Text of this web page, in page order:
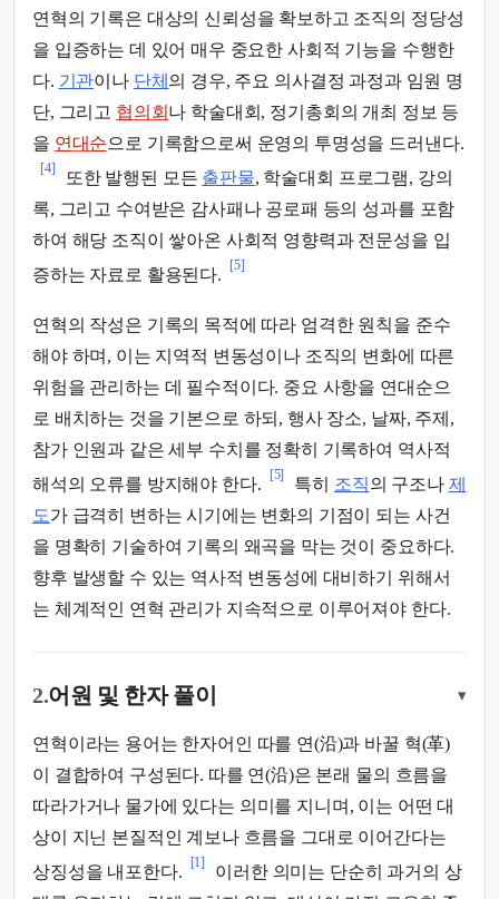
연혁의 기록은 대상의 신뢰성을 확보하고 조직의 정당성
을 입증하는 데 있어 매우 중요한 사회적 기능을 수행한
다. 기관이나 단체 의 경우, 주요 의사결정 과정과 임원 명
단, 그리고 협의회 나 학술대회, 정기총회의 개최 정보 등
을 연대순으로 기록함으로써 운영의 투명성을 드러낸다.
[4]
또한 발행된 모든 출판물, 학술대회 프로그램, 강의
록, 그리고 수여받은 감사패나 공로패 등의 성과를 포함
하여 해당 조직이 쌓아온 사회적 영향력과 전문성을 입
증하는 자료로 활용된다.
[5]
연혁의 작성은 기록의 목적에 따라 엄격한 원칙을 준수
해야 하며, 이는 지역적 변동성이나 조직의 변화에 따른
위험을 관리하는 데 필수적이다. 중요 사항을 연대순으
로 배치하는 것을 기본으로 하되, 행사 장소, 날짜, 주제,
참가 인원과 같은 세부 수치를 정확히 기록하여 역사적
해석의 오류를 방지해야 한다.
[5]
특히 조직의 구조나 제
도가 급격히 변하는 시기에는 변화의 기점이 되는 사건
을 명확히 기술하여 기록의 왜곡을 막는 것이 중요하다.
향후 발생할 수 있는 역사적 변동성에 대비하기 위해서
는 체계적인 연혁 관리가 지속적으로 이루어져야 한다.
2.어원 및 한자 풀이 ▾
연혁이라는 용어는 한자어인 따를 연(沿)과 바꿀 혁(革)
이 결합하여 구성된다. 따를 연(沿)은 본래 물의 흐름을
따라가거나 물가에 있다는 의미를 지니며, 이는 어떤 대
상이 지닌 본질적인 계보나 흐름을 그대로 이어간다는
상징성을 내포한다.
[1]
이러한 의미는 단순히 과거의 상